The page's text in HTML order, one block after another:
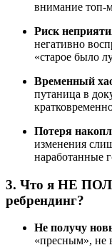
внимание топ-
Риск
негативно
«старое было
Временный
путаница в
Потеря
изменения
наработанные
3. Что я НЕ
ребрендинг?
Не получу
«пресным», не